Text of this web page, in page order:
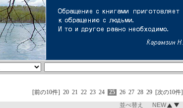
[前の10件] 20 21 22 23 24 25 26 27 28 29 [次の10件]
並べ替え NEW